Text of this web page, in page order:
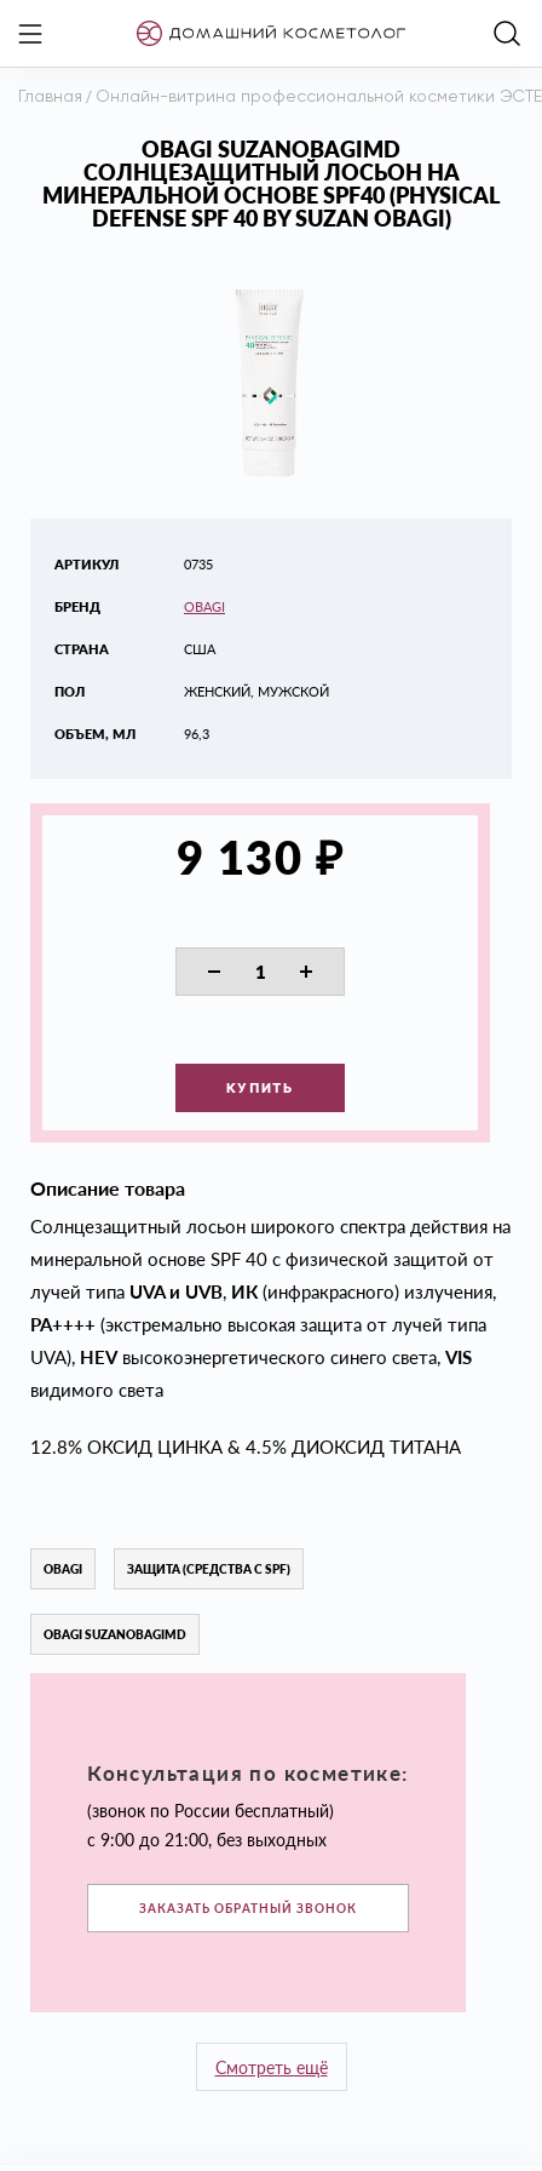
Главная / Онлайн-витрина профессиональной косметики
OBAGI SUZANOBAGIMD
СОЛНЦЕЗАЩИТНЫЙ ЛОСЬОН НА
МИНЕРАЛЬНОЙ ОСНОВЕ SPF40 (PHYSICAL
DEFENSE SPF 40 BY SUZAN OBAGI)
АРТИКУЛ
БРЕНД
СТРАНА
ПОЛ
ОБЪЕМ, МЛ
0735
OBAGI
США
ЖЕНСКИЙ, МУЖСКОЙ
96,3
9 130 ₽
КУПИТЬ
Описание товара
Солнцезащитный лосьон широкого спектра действия на
минеральной основе SPF 40 с физической защитой от
лучей типа UVA и UVВ, ИК (инфракрасного) излучения,
PA++++ (экстремально высокая защита от лучей типа
UVA), HEVвысокоэнергетического синего света, VIS
видимого света
12.8% ОКСИД ЦИНКА & 4.5% ДИОКСИД ТИТАНА
OBAGI ЗАЩИТА (СРЕДСТВА С SPF)
OBAGI SUZANOBAGIMD
Консультация по косметике:
(звонок по России бесплатный)
с 9:00 до 21:00, без выходных
ЗАКАЗАТЬ ОБРАТНЫЙ ЗВОНОК
Смотреть ещё